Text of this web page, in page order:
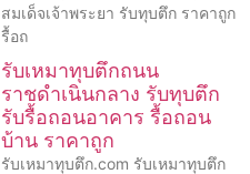
สมเด็จเจ้าพระยา รับทุบตึก ราคาถูก
รื้อถ
รับเหมาทุบตึกถนน
ราชดำเนินกลาง รับทุบตึก
รับรื้อถอนอาคาร รื้อถอน
บ้าน ราคาถูก
รับเหมาทุบตึก.com รับเหมาทุบตึก